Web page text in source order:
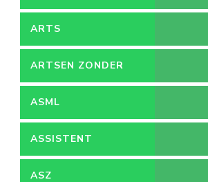
ARTS
ARTSEN ZONDER
GRENZEN
ASML
ASSISTENT
ACCOUNTANT
ASZ